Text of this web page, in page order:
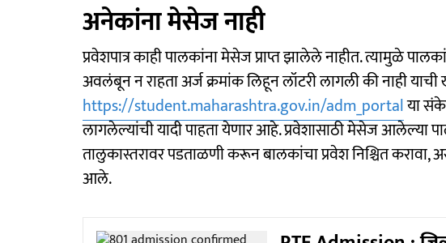
अनेकांना मेसेज नाही
प्रवेशपात्र काही पालकांना मेसेज प्राप्त झालेले नाहीत. त्यामुळे
अवलंबून न राहता अर्ज क्रमांक लिहून लॉटरी लागली की नाही याची
https://student.maharashtra.gov.in/adm_portalया
लागलेल्यांची यादी पाहता येणार आहे. प्रवेशासाठी मेसेज आलेल्या
तालुकास्तरावर पडताळणी करून बालकांचा प्रवेश निश्चित
आले.